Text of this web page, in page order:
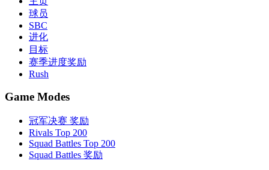
球员
SBC
进化
目标
赛季进度奖励
Rush
Game Modes
冠军决赛 奖励
Rivals Top 200
Squad Battles Top 200
Squad Battles 奖励